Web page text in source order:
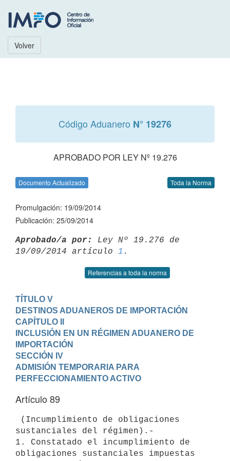
Volver
Código Aduanero N° 19276
APROBADO POR LEY Nº 19.276
Documento Actualizado Toda la Norma
Promulgación: 19/09/2014
Publicación: 25/09/2014
Aprobado/a por:
Ley Nº 19.276 de
19/09/2014 artículo 1
Referencias a toda la norma
TÍTULO V
DESTINOS ADUANEROS DE IMPORTACIÓN
CAPÍTULO II
INCLUSIÓN EN UN RÉGIMEN ADUANERO DE
IMPORTACIÓN
SECCIÓN IV
ADMISIÓN TEMPORARIA PARA
PERFECCIONAMIENTO ACTIVO
Artículo 89
sustanciales del régimen).-
1. Constatado el incumplimiento de
obligaciones sustanciales impuestas